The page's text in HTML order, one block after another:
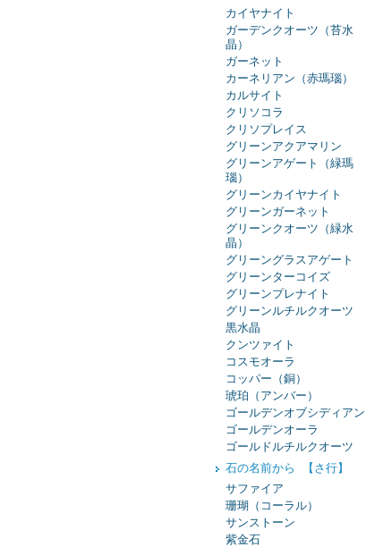
カイヤナイト
ガーデンクオーツ（苔水
晶）
ガーネット
カーネリアン（赤瑪瑙）
カルサイト
クリソコラ
クリソプレイス
グリーンアクアマリン
グリーンアゲート（緑瑪
瑙）
グリーンカイヤナイト
グリーンガーネット
グリーンクオーツ（緑水
晶）
グリーングラスアゲート
グリーンターコイズ
グリーンプレナイト
グリーンルチルクオーツ
黒水晶
クンツァイト
コスモオーラ
コッパー（銅）
琥珀（アンバー）
ゴールデンオブシディアン
ゴールデンオーラ
ゴールドルチルクオーツ
石の名前から 【さ行】
サファイア
珊瑚（コーラル）
サンストーン
紫金石